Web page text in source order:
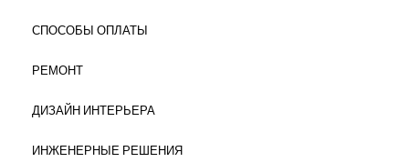
СПОСОБЫ ОПЛАТЫ
РЕМОНТ
ДИЗАЙН ИНТЕРЬЕРА
ИНЖЕНЕРНЫЕ РЕШЕНИЯ